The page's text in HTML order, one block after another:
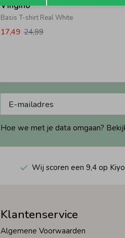
Vingino
Basis T-shirt Real White
17,49 24,99
Hoe we met je data omgaan?
Wij scoren een 9,4 op
Klantenservice
Algemene Voorwaarden